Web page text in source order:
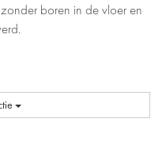
boren in de vloer en